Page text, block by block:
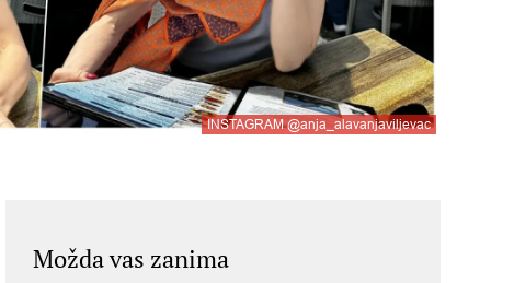
INSTAGRAM @anja_alavanjaviljevac
Možda vas zanima